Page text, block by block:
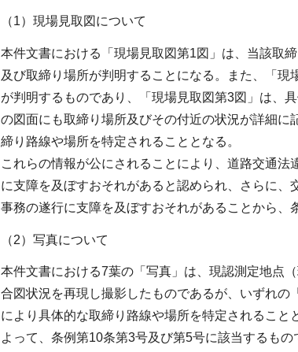
（1）現場見取図について
本件文書における「現場見取図第1図」は、当該取
及び取締り場所が判明することになる。また、「
が判明するものであり、「現場見取図第3図」は、
の図面にも取締り場所及びその付近の状況が詳細
締り路線や場所を特定されることとなる。
これらの情報が公にされることにより、道路交通
に支障を及ぼすおそれがあると認められ、さらに
事務の遂行に支障を及ぼすおそれがあることから、
（2）写真について
本件文書における7葉の「写真」は、現認測定地点
合図状況を再現し撮影したものであるが、いずれ
により具体的な取締り路線や場所を特定されること
よって、条例第10条第3号及び第5号に該当するもの